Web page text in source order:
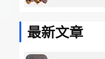
最新文章